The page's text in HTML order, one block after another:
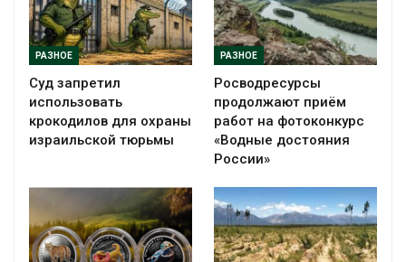
РАЗНОЕ
Суд запретил
использовать
крокодилов для охраны
израильской тюрьмы
РАЗНОЕ
Росводресурсы
продолжают приём
работ на фотоконкурс
«Водные достояния
России»